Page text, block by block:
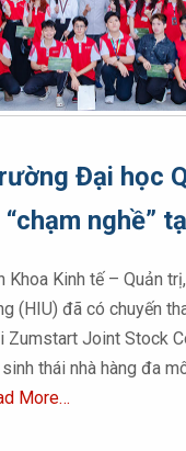
Đại học
“chạm nghề”
Khoa Kinh tế – Quản
(HIU) đã có chuyến
Zumstart Joint Stock
thái nhà hàng đa
More…